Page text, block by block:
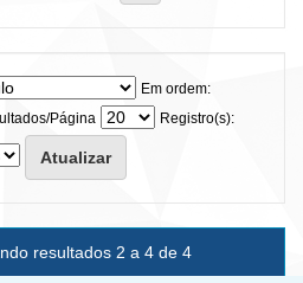
Em ordem:
Página
Registro(s):
resultados 2 a 4 de 4